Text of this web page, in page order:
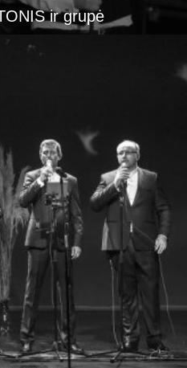
ir grupė